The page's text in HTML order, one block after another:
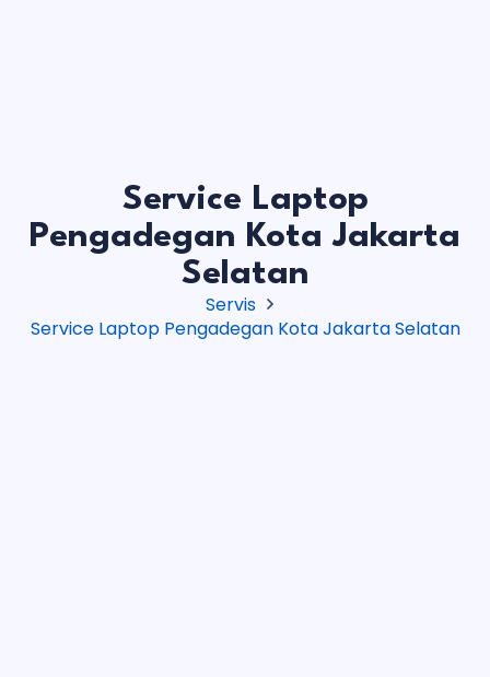
Service Laptop
Pengadegan Kota Jakarta
Selatan
Servis
Service Laptop Pengadegan Kota Jakarta Selatan